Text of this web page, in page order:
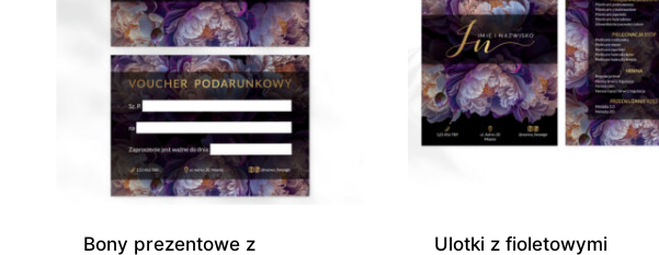
Bony prezentowe z Ulotki z fioletowymi